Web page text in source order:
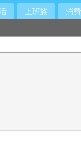
上班族 消費